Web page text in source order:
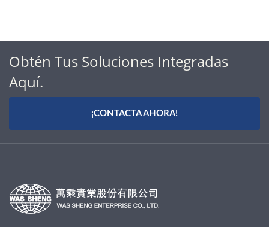
Obtén Tus Soluciones Integradas
Aquí.
¡CONTACTA AHORA!